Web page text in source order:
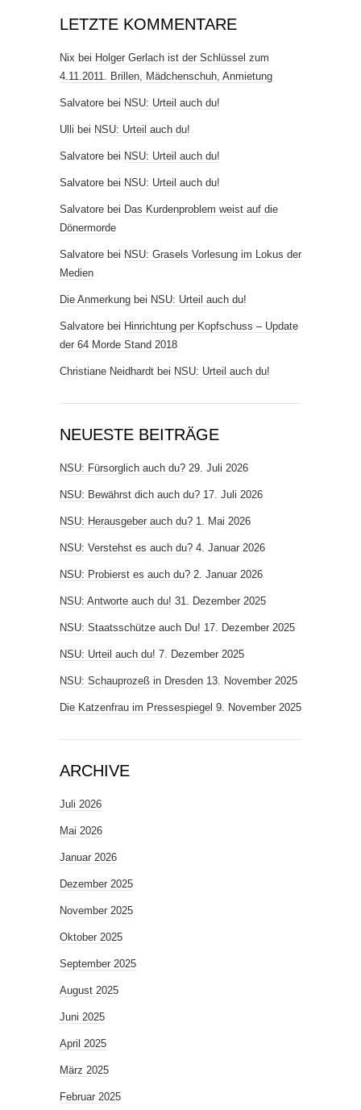
LETZTE KOMMENTARE
Nix bei Holger Gerlach ist der Schlüssel zum
4.11.2011. Brillen, Mädchenschuh, Anmietung
Salvatore bei NSU: Urteil auch du!
Ulli bei NSU: Urteil auch du!
Salvatore bei NSU: Urteil auch du!
Salvatore bei NSU: Urteil auch du!
Salvatore bei Das Kurdenproblem weist auf die
Dönermorde
Salvatore bei NSU: Grasels Vorlesung im Lokus der
Medien
Die Anmerkung bei NSU: Urteil auch du!
Salvatore bei Hinrichtung per Kopfschuss – Update
der 64 Morde Stand 2018
Christiane Neidhardt bei NSU: Urteil auch du!
NEUESTE BEITRÄGE
NSU: Fürsorglich auch du? 29. Juli 2026
NSU: Bewährst dich auch du? 17. Juli 2026
NSU: Herausgeber auch du? 1. Mai 2026
NSU: Verstehst es auch du? 4. Januar 2026
NSU: Probierst es auch du? 2. Januar 2026
NSU: Antworte auch du! 31. Dezember 2025
NSU: Staatsschütze auch Du! 17. Dezember 2025
NSU: Urteil auch du! 7. Dezember 2025
NSU: Schauprozeß in Dresden 13. November 2025
Die Katzenfrau im Pressespiegel 9. November 2025
ARCHIVE
Juli 2026
Mai 2026
Januar 2026
Dezember 2025
November 2025
Oktober 2025
September 2025
August 2025
Juni 2025
April 2025
März 2025
Februar 2025